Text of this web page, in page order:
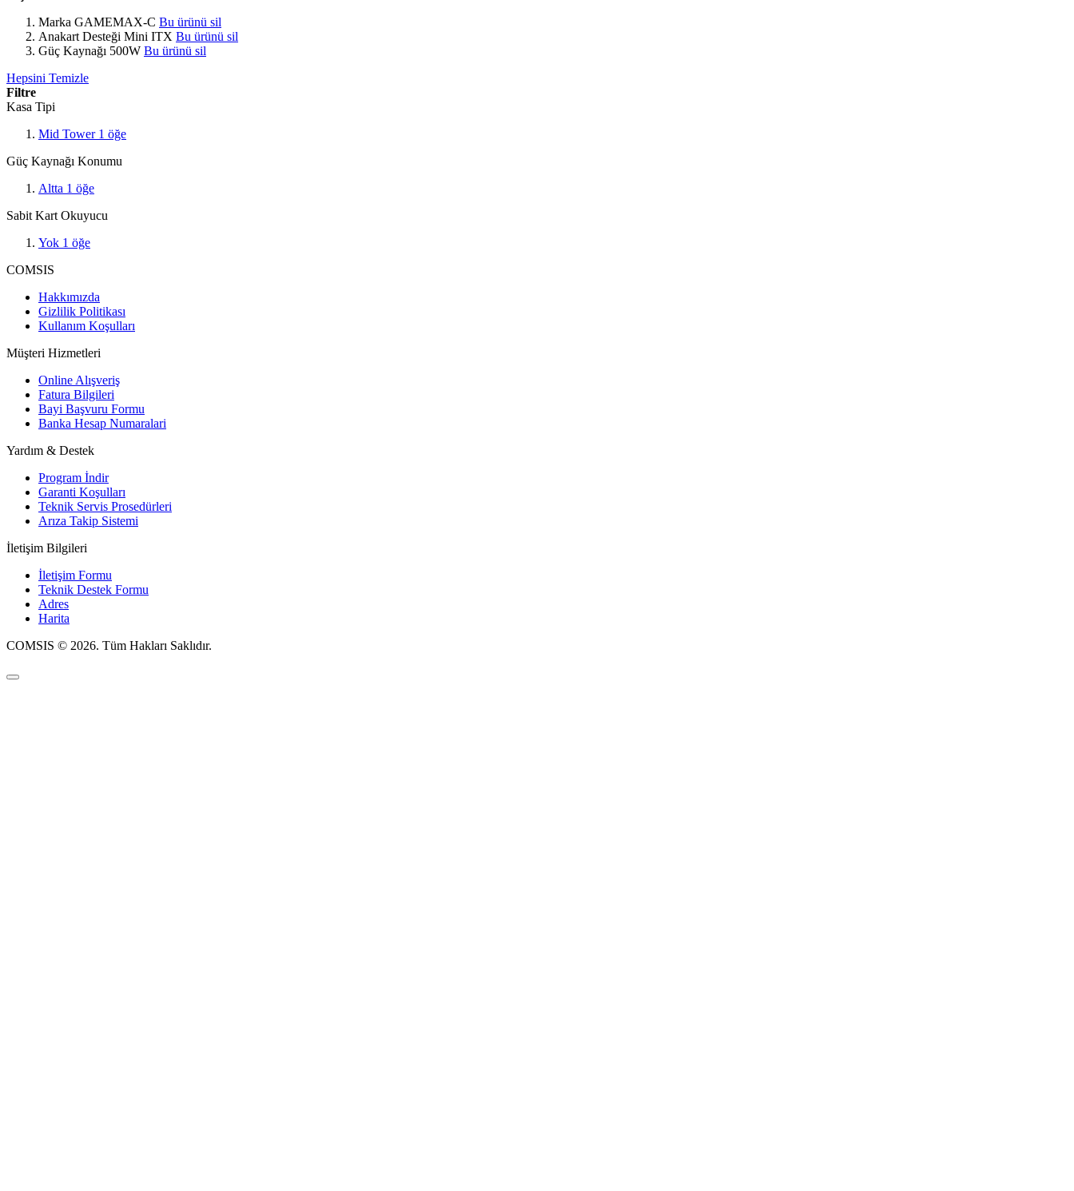
Marka GAMEMAX-C Bu ürünü sil
Anakart Desteği Mini ITX Bu ürünü sil
Güç Kaynağı 500W Bu ürünü sil
Hepsini Temizle
Filtre
Kasa Tipi
Mid Tower 1 öğe
Güç Kaynağı Konumu
Altta 1 öğe
Sabit Kart Okuyucu
Yok 1 öğe
COMSIS
Hakkımızda
Gizlilik Politikası
Kullanım Koşulları
Müşteri Hizmetleri
Online Alışveriş
Fatura Bilgileri
Bayi Başvuru Formu
Banka Hesap Numaralari
Yardım & Destek
Program İndir
Garanti Koşulları
Teknik Servis Prosedürleri
Arıza Takip Sistemi
İletişim Bilgileri
İletişim Formu
Teknik Destek Formu
Adres
Harita
COMSIS © 2026. Tüm Hakları Saklıdır.